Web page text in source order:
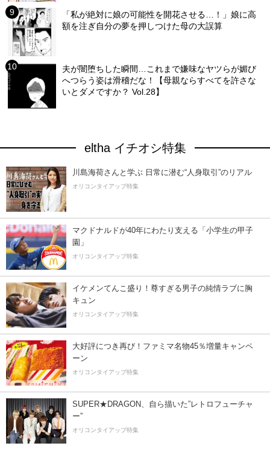
「私が絶対に娘の可能性を開花させる…！」娘に高
額を注ぎ自分の夢を押しつけた母の大誤算
夫が闇堕ちした瞬間…これまで嫌味なヤツらが媚び
へつらう姿は滑稽だな！【母親ならすべてを許さな
いとダメですか？ Vol.28】
eltha イチオシ特集
川島海荷さんと学ぶ 日常に潜む“人身取引”のリアル
オリコンタイアップ特集
マクドナルドが40年にわたり支える「小学生の甲子
園」
オリコンタイアップ特集
イケメンてんこ盛り！尊すぎる男子の純情ラブに胸
キュン
オリコンタイアップ特集
大好評につき再び！ファミマ名物45％増量キャンペ
ーン
オリコンタイアップ特集
SUPER★DRAGON、自ら描いた”レトロフューチャ
ー”
オリコンタイアップ特集